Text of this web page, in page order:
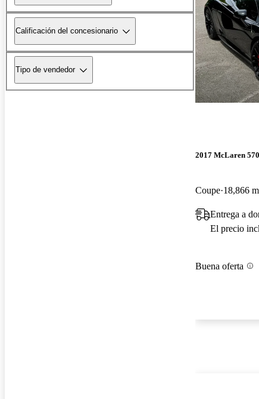
Calificación del concesionario
Tipo de vendedor
2017 McLaren
Coupe 18,866
Entrega a
El precio
Buena oferta